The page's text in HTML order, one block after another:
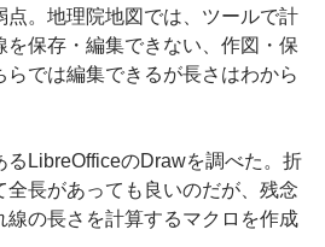
点。地理院地図では、ツールで計
保存・編集できない、作図・保
では編集できるが長さはわから
るLibreOfficeのDrawを調べた。折
全長があっても良いのだが、残念
線の長さを計算するマクロを作成